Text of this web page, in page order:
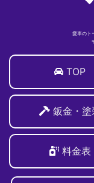
愛車のト
TOP
鈑金・塗
料金表